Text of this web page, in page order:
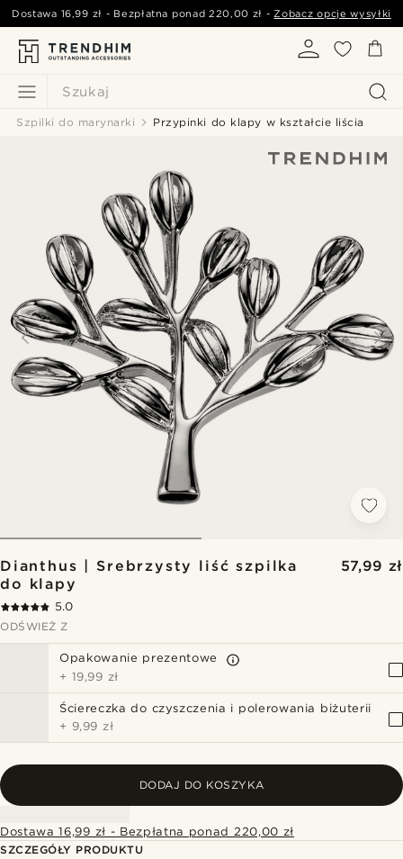
Szukaj
Dostawa 16,99 zł - Bezpłatna ponad220,00 zł -Zobacz opcje wysyłki
Szpilki do marynarki Przypinki do klapy w kształcie liścia
Dianthus | Srebrzysty liść szpilka
do klapy
57,99 zł
5.0
ODŚWIEŻ Z
Opakowanie prezentowe
+ 19,99 zł
Ściereczka do czyszczenia i polerowania biżuterii
+ 9,99 zł
DODAJ DO KOSZYKA
Dostawa 16,99 zł - Bezpłatna ponad 220,00 zł
SZCZEGÓŁY PRODUKTU